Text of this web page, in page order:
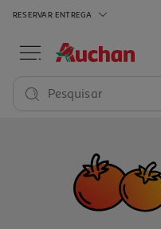
RESERVAR ENTREGA
Pesquisar